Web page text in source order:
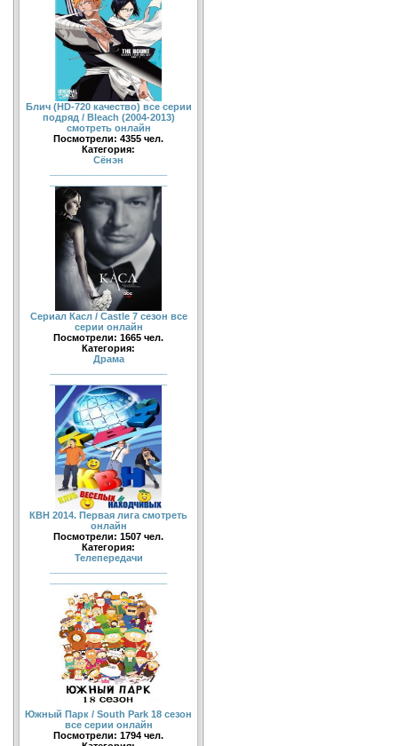
Блич (HD-720 качество) все серии
подряд / Bleach (2004-2013)
смотреть онлайн
Посмотрели: 4355 чел.
Категория:
Сёнэн
Сериал Касл / Castle 7 сезон все
серии онлайн
Посмотрели: 1665 чел.
Категория:
Драма
КВН 2014. Первая лига смотреть
онлайн
Посмотрели: 1507 чел.
Категория:
Телепередачи
Южный Парк / South Park 18 сезон
все серии онлайн
Посмотрели: 1794 чел.